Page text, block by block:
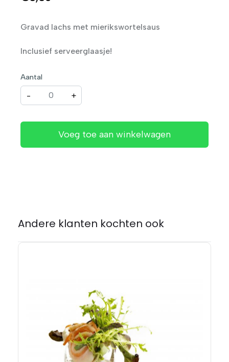
Gravad lachs met mierikswortelsaus
Inclusief serveerglaasje!
Aantal
- +
Voeg toe aan winkelwagen
Andere klanten kochten ook